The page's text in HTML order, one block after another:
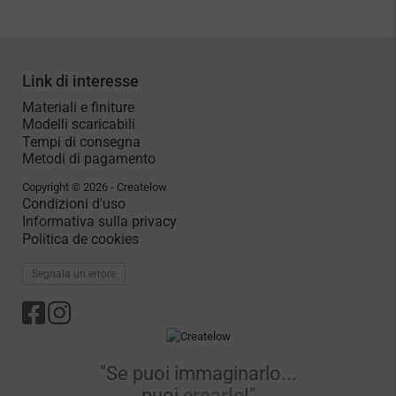
Link di interesse
Materiali e finiture
Modelli scaricabili
Tempi di consegna
Metodi di pagamento
Copyright © 2026 - Createlow
Condizioni d'uso
Informativa sulla privacy
Política de cookies
Segnala un errore
"Se puoi immaginarlo...